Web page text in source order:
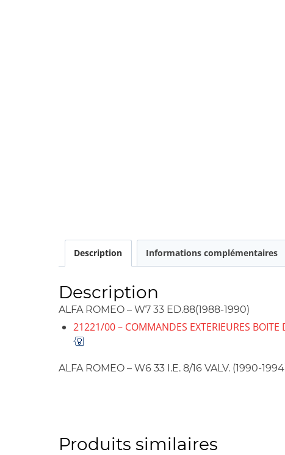
Description Informations complémentaires
Description
ALFA ROMEO – W7 33 ED.88(1988-1990)
21221/00 – COMMANDES EXTERIEURES BOITE
ALFA ROMEO – W6 33 I.E. 8/16 VALV. (1990-
Produits similaires